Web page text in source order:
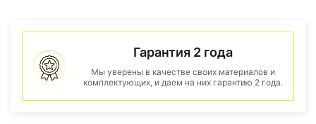
Гарантия 2 года
Мы уверены в качестве своих материалов и
комплектующих, и даем на них гарантию 2 года.